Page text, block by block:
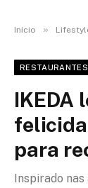
Início »
RESTAURANTES
IKEDA
para
Inspirado